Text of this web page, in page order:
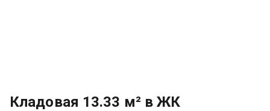
Кладовая 13.33 м² в ЖК